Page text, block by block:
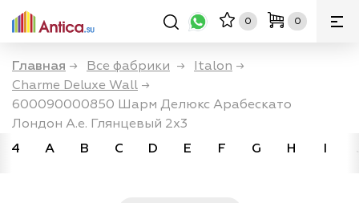
0 0
Главная → Все фабрики → Italon →
Charme Deluxe Wall →
600090000850 Шарм Делюкс Арабескато
Лондон А.е. Глянцевый 2х3
4
A B C D E F G H I